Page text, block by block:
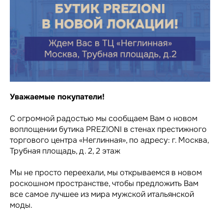
Уважаемые покупатели!
С огромной радостью мы сообщаем Вам о новом
воплощении бутика PREZIONI в стенах престижного
торгового центра «Неглинная», по адресу: г. Москва,
Трубная площадь, д. 2, 2 этаж
Мы не просто переехали, мы открываемся в новом
роскошном пространстве, чтобы предложить Вам
все самое лучшее из мира мужской итальянской
моды.